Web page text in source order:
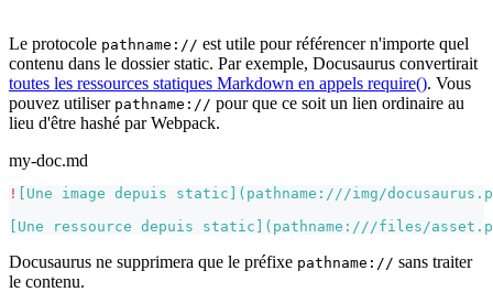
Le protocole pathname:// est utile pour référencer n'importe quel
contenu dans le dossier static. Par exemple, Docusaurus convertirait
toutes les ressources statiques Markdown en appels require(). Vous
pouvez utiliser pathname:// pour que ce soit un lien ordinaire au
lieu d'être hashé par Webpack.
my-doc.md
! Une image depuis static ]( pathname:///img/
Une ressource depuis static ]( pathname:///files/
Docusaurus ne supprimera que le préfixe pathname:// sans traiter
le contenu.